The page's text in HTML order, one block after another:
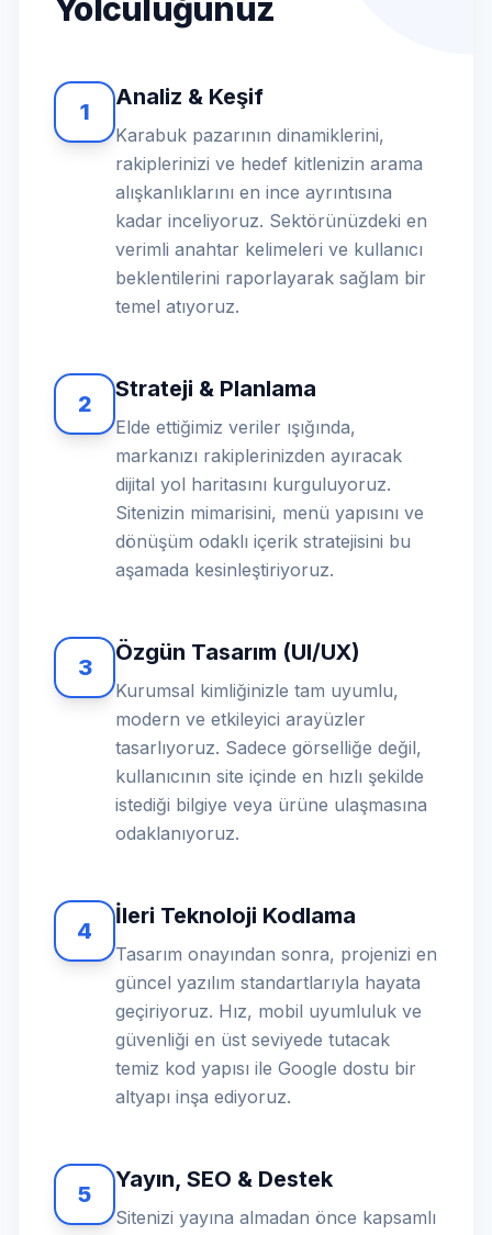
Yolculuğunuz
1
Analiz & Keşif
Karabuk pazarının dinamiklerini,
rakiplerinizi ve hedef kitlenizin arama
alışkanlıklarını en ince ayrıntısına
kadar inceliyoruz. Sektörünüzdeki en
verimli anahtar kelimeleri ve kullanıcı
beklentilerini raporlayarak sağlam bir
temel atıyoruz.
2
Strateji & Planlama
Elde ettiğimiz veriler ışığında,
markanızı rakiplerinizden ayıracak
dijital yol haritasını kurguluyoruz.
Sitenizin mimarisini, menü yapısını ve
dönüşüm odaklı içerik stratejisini bu
aşamada kesinleştiriyoruz.
3
Özgün Tasarım (UI/UX)
Kurumsal kimliğinizle tam uyumlu,
modern ve etkileyici arayüzler
tasarlıyoruz. Sadece görselliğe değil,
kullanıcının site içinde en hızlı şekilde
istediği bilgiye veya ürüne ulaşmasına
odaklanıyoruz.
4
İleri Teknoloji Kodlama
Tasarım onayından sonra, projenizi en
güncel yazılım standartlarıyla hayata
geçiriyoruz. Hız, mobil uyumluluk ve
güvenliği en üst seviyede tutacak
temiz kod yapısı ile Google dostu bir
altyapı inşa ediyoruz.
5
Yayın, SEO & Destek
Sitenizi yayına almadan önce kapsamlı